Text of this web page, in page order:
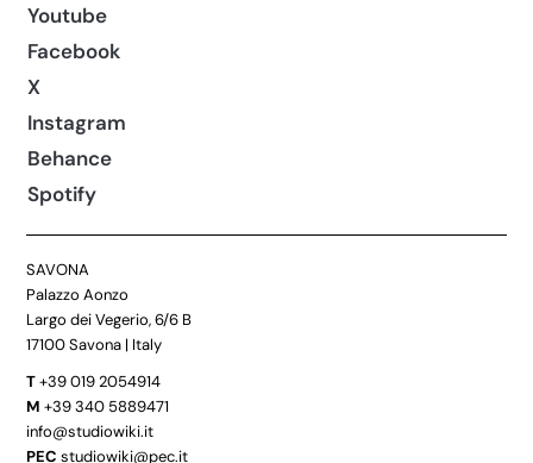
Youtube
Facebook
X
Instagram
Behance
Spotify
SAVONA
Palazzo Aonzo
Largo dei Vegerio, 6/6 B
17100 Savona | Italy
T +39 019 2054914
M +39 340 5889471
info@studiowiki.it
PEC studiowiki@pec.it